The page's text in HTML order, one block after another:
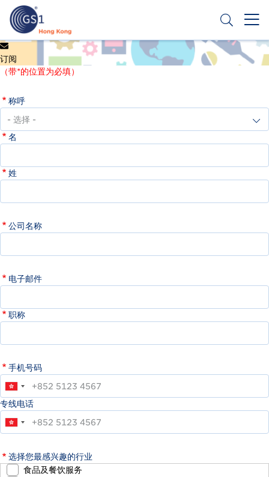
主
要
内
Header
Top
Menu
申请条码
订阅
（带*的位置为必填）
称呼
名
姓
公司名称
电子邮件
职称
手机号码
专线电话
选择您最感兴趣的行业
食品及餐饮服务